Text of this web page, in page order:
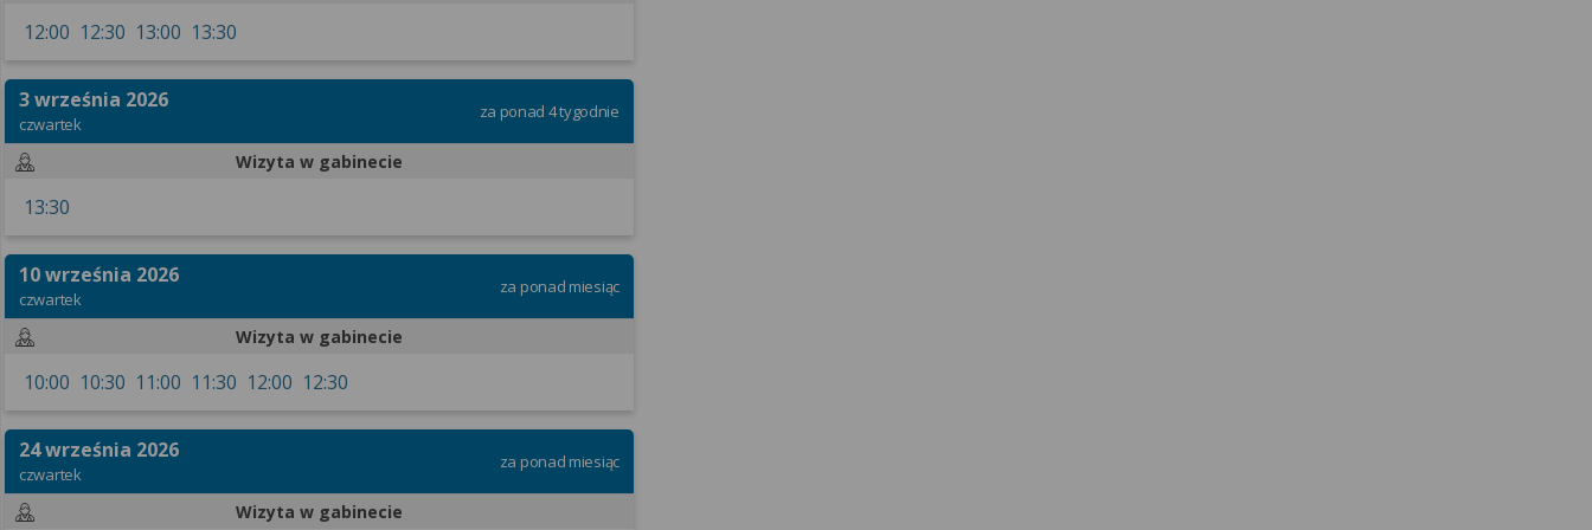
12:00 12:30 13:00 13:30
3 września 2026
czwartek
za ponad 4 tygodnie
Wizyta w gabinecie
13:30
10 września 2026
czwartek
za ponad miesiąc
Wizyta w gabinecie
10:00 10:30 11:00 11:30 12:00 12:30
24 września 2026
czwartek
za ponad miesiąc
Wizyta w gabinecie